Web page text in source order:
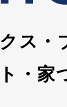
ス・
・家